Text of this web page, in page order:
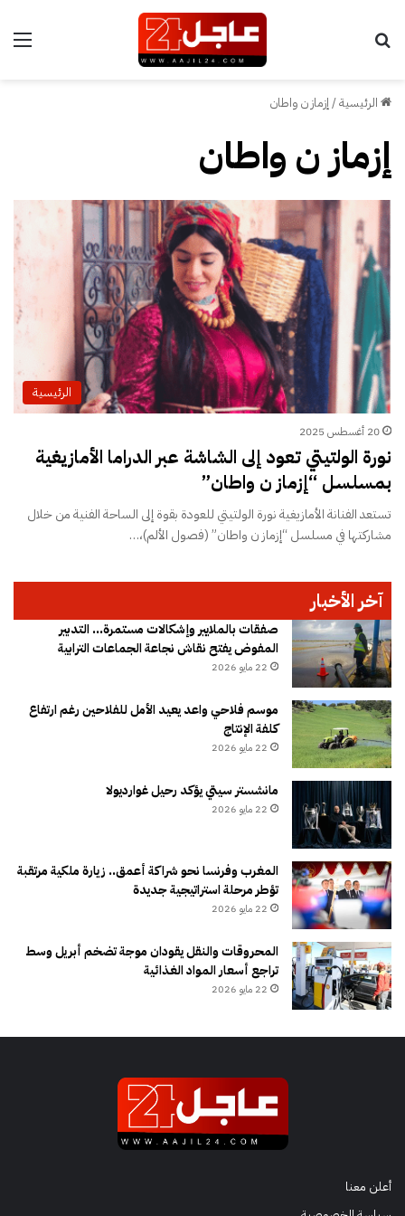
الرئيسية/ إزماز ن واطان
إزماز ن واطان
الرئيسية
20 أغسطس 2025
نورة الولتيتي تعود إلى الشاشة عبر الدراما الأمازيغية
بمسلسل “إزماز ن واطان”
تستعد الفنانة الأمازيغية نورة الولتيتي للعودة بقوة إلى الساحة الفنية من خلال
مشاركتها في مسلسل “إزماز ن واطان” (فصول الألم)،…
آخر الأخبار
صفقات بالملايير وإشكالات مستمرة… التدبير
المفوض يفتح نقاش نجاعة الجماعات الترابية
22 مايو 2026
موسم فلاحي واعد يعيد الأمل للفلاحين رغم ارتفاع
كلفة الإنتاج
22 مايو 2026
مانشستر سيتي يؤكد رحيل غوارديولا
22 مايو 2026
المغرب وفرنسا نحو شراكة أعمق.. زيارة ملكية مرتقبة
تؤطر مرحلة استراتيجية جديدة
22 مايو 2026
المحروقات والنقل يقودان موجة تضخم أبريل وسط
تراجع أسعار المواد الغذائية
22 مايو 2026
أعلن معنا